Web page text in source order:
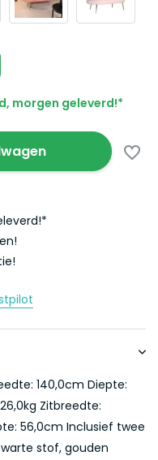
morgen geleverd!*
140,0cm Diepte:
Zitbreedte:
56,0cm Inclusief twee
stof, gouden